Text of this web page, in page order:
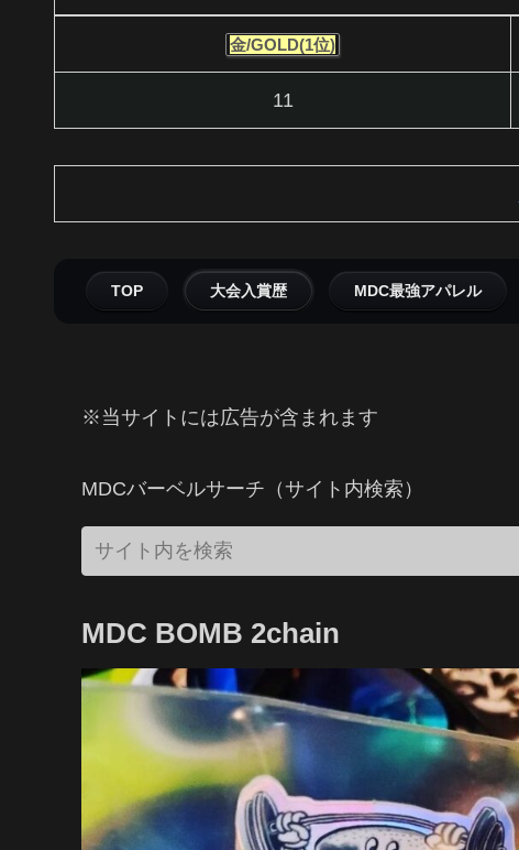
金/GOLD(1位)
11
TOP 大会入賞歴 MDC最強アパレル
※当サイトには広告が含まれます
MDCバーベルサーチ（サイト内検索）
MDC BOMB 2chain